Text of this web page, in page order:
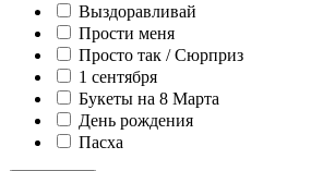
Выздоравливай
Прости меня
Просто так / Сюрприз
1 сентября
Букеты на 8 Марта
День рождения
Пасха